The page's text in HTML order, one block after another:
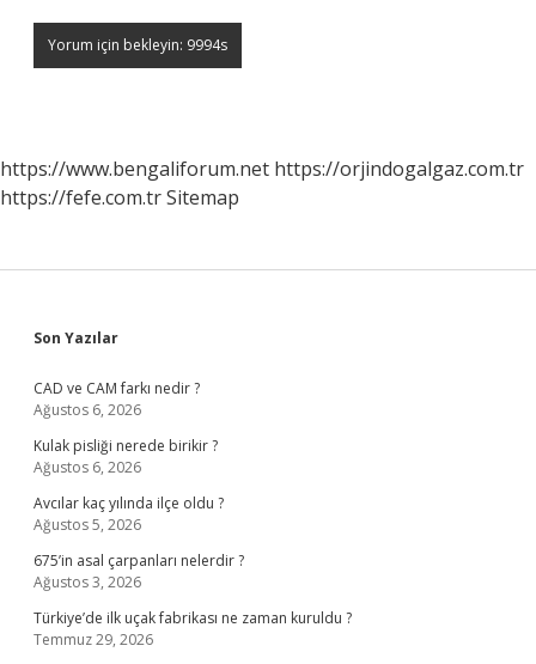
https://www.bengaliforum.net https://orjindogalgaz.com.tr
https://fefe.com.trSitemap
Sidebar
Son Yazılar
CAD ve CAM farkı nedir ?
Ağustos 6, 2026
Kulak pisliği nerede birikir ?
Ağustos 6, 2026
Avcılar kaç yılında ilçe oldu ?
Ağustos 5, 2026
675’in asal çarpanları nelerdir ?
Ağustos 3, 2026
Türkiye’de ilk uçak fabrikası ne zaman kuruldu ?
Temmuz 29, 2026